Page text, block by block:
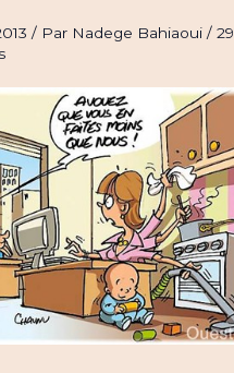
/ Par Nadege Bahiaoui/29